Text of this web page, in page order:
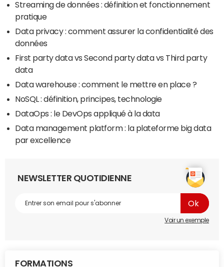
Streaming de données : définition et fonctionnement
pratique
Data privacy : comment assurer la confidentialité des
données
First party data vs Second party data vs Third party
data
Data warehouse : comment le mettre en place ?
NoSQL : définition, principes, technologie
DataOps : le DevOps appliqué à la data
Data management platform : la plateforme big data
par excellence
NEWSLETTER QUOTIDIENNE
Voir un exemple
FORMATIONS